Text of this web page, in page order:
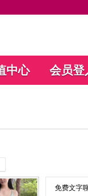
中心 会员登
免费文字